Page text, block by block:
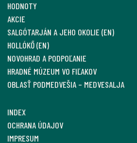
HODNOTY
AKCIE
SALGÓTARJÁN A JEHO OKOLIE (EN)
HOLLÓKŐ (EN)
NOVOHRAD A PODPOĽANIE
HRADNÉ MÚZEUM VO FIĽAKOV
OBLASŤ PODMEDVEŠIA – MEDVESALJA
INDEX
OCHRANA ÚDAJOV
IMPRESUM